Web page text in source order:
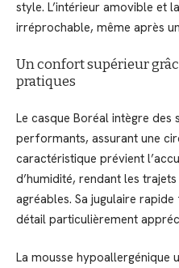
style. L’intérieur amovible et
irréprochable, même après
Un confort supérieur
pratiques
Le casque Boréal intègre des
performants, assurant une
caractéristique prévient
d’humidité, rendant les
agréables. Sa jugulaire
détail particulièrement
La mousse hypoallergénique